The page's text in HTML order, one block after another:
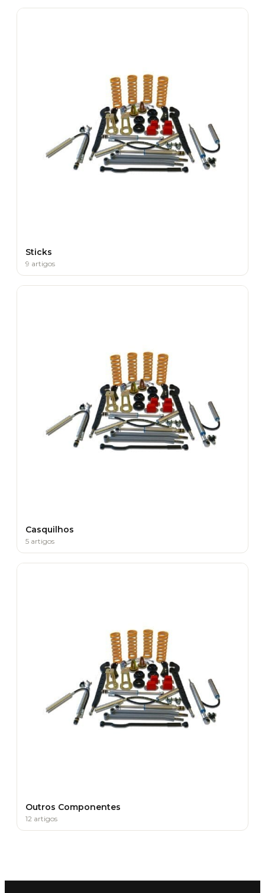
Sticks
9 artigos
Casquilhos
5 artigos
Outros Componentes
12 artigos